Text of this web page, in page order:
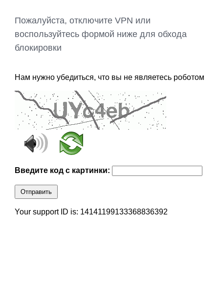
Пожалуйста, отключите VPN или
воспользуйтесь формой ниже для обхода
блокировки
Нам нужно убедиться, что вы не являетесь роботом
Введите код с картинки:
Отправить
Your support ID is: 14141199133368836392